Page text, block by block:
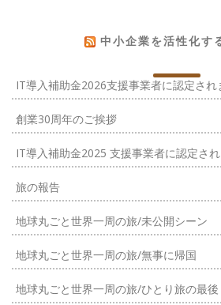
中小企業を活性化す
IT導入補助金2026支援事業者に認定され
創業30周年のご挨拶
IT導入補助金2025 支援事業者に認定さ
旅の報告
地球丸ごと世界一周の旅/未公開シーン
地球丸ごと世界一周の旅/無事に帰国
地球丸ごと世界一周の旅/ひとり旅の最後